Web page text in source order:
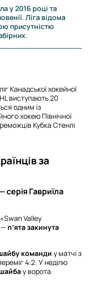
у 2016 році та
Ліга відома
присутністю
Канадської хокейної
виступають 20
одним із
хокею Північної
Кубка Стенлі
за
Гавриїла
Valley
— п’ята закинута
команди у матчі з
4:2. У неділю
у ворота